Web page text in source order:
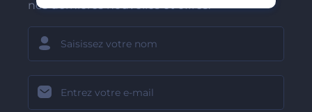
nos dernières nouvelles et offres.